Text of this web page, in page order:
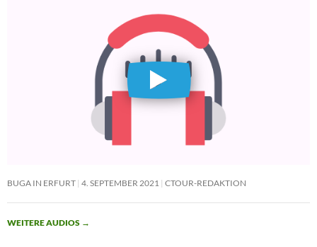
BUGA IN ERFURT 4. SEPTEMBER 2021 CTOUR-REDAKTION
WEITERE AUDIOS →